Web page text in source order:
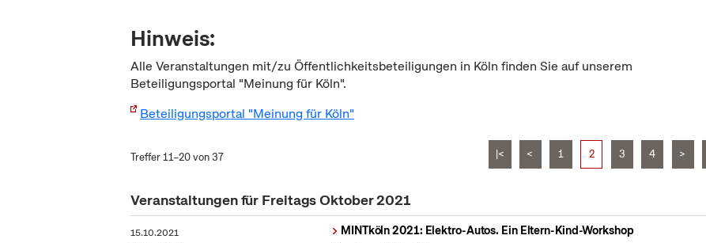
Hinweis:
Alle Veranstaltungen mit/zu Öffentlichkeitsbeteiligungen in Köln finden Sie auf unserem
Beteiligungsportal "Meinung für Köln".
Beteiligungsportal "Meinung für Köln"
Treffer 11–20 von 37 |< < 1 2 3 4 >
Veranstaltungen für Freitags Oktober 2021
15.10.2021
MINTköln 2021: Elektro-Autos. Ein Eltern-Kind-Workshop